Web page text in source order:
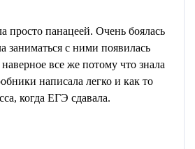
просто панацеей. Очень боялась
заниматься с ними появилась
все же потому что знала
написала легко и как то
когда EГЭ сдавала.